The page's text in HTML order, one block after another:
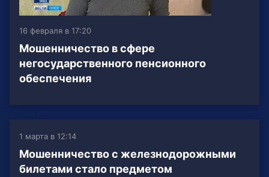
16 февраля в 17:20
Мошенничество в сфере
негосударственного пенсионного
обеспечения
1 марта в 12:14
Мошенничество с железнодорожными
билетами стало предметом